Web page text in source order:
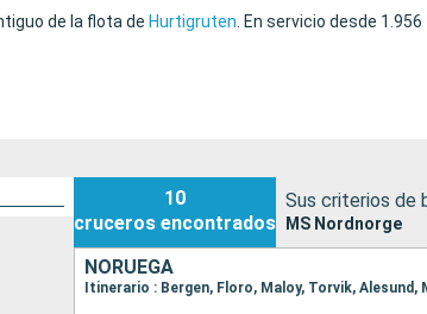
de la flota de Hurtigruten . En servicio desde
10
cruceros encontrados
Sus criterios de
MS Nordnorge
NORUEGA